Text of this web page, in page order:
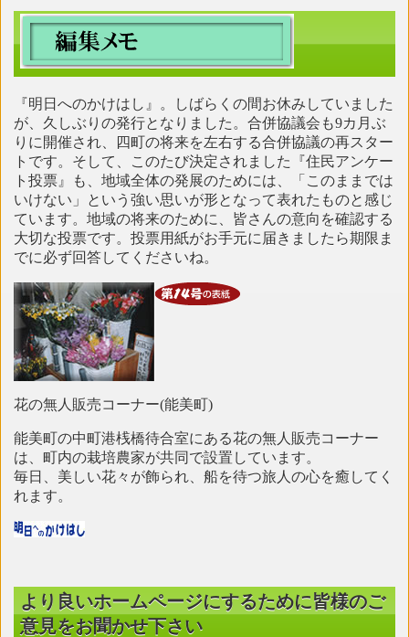
『明日へのかけはし』。しばらくの間お休みしていました
が、久しぶりの発行となりました。合併協議会も9カ月ぶ
りに開催され、四町の将来を左右する合併協議の再スター
トです。そして、このたび決定されました『住民アンケー
ト投票』も、地域全体の発展のためには、「このままでは
いけない」という強い思いが形となって表れたものと感じ
ています。地域の将来のために、皆さんの意向を確認する
大切な投票です。投票用紙がお手元に届きましたら期限ま
でに必ず回答してくださいね。
花の無人販売コーナー(能美町)
能美町の中町港桟橋待合室にある花の無人販売コーナー
は、町内の栽培農家が共同で設置しています。
毎日、美しい花々が飾られ、船を待つ旅人の心を癒してく
れます。
より良いホームページにするために皆様のご
意見をお聞かせ下さい